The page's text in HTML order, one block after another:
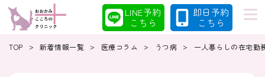
LINE予約
こちら
即日予約
こちら
TOP > 新着情報一覧 > 医療コラム > うつ病 > 一人暮らしの在宅勤